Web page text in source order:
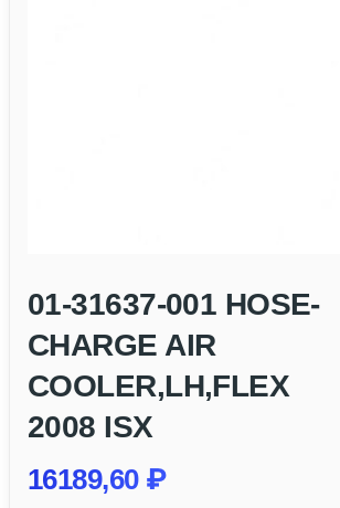
01-31637-001 HOSE-
CHARGE AIR
COOLER,LH,FLEX
2008 ISX
16189,60 ₽